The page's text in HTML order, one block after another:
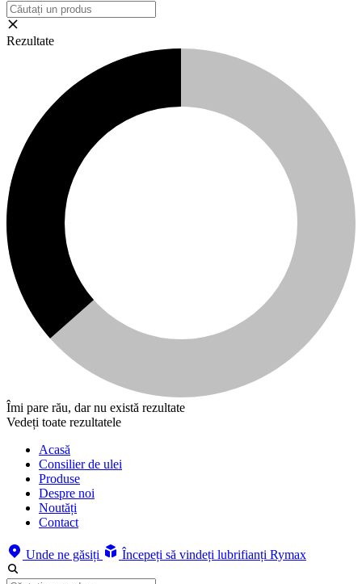
Rezultate
Îmi pare rău, dar nu există rezultate
Vedeți toate rezultatele
Acasă
Consilier de ulei
Produse
Despre noi
Noutăți
Contact
Unde ne găsiți Începeți să vindeți lubrifianți Rymax